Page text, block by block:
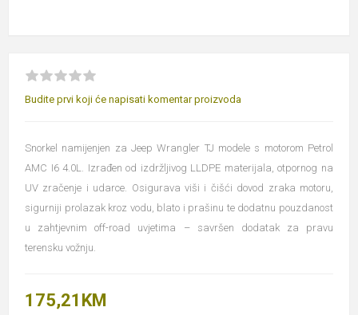
Budite prvi koji će napisati komentar proizvoda
Snorkel namijenjen za Jeep Wrangler TJ modele s motorom Petrol
AMC I6 4.0L. Izrađen od izdržljivog LLDPE materijala, otpornog na
UV zračenje i udarce. Osigurava viši i čišći dovod zraka motoru,
sigurniji prolazak kroz vodu, blato i prašinu te dodatnu pouzdanost
u zahtjevnim off-road uvjetima – savršen dodatak za pravu
terensku vožnju.
175,21KM